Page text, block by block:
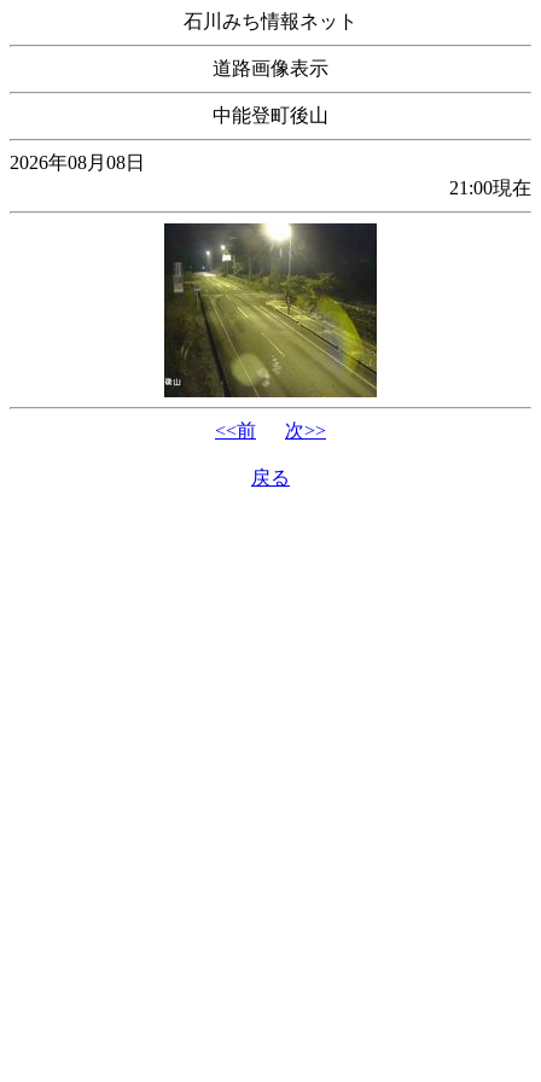
石川みち情報ネット
道路画像表示
中能登町後山
2026年08月08日
21:00現在
<<前 次>>
戻る